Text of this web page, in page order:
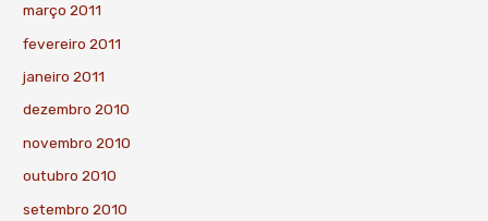
março 2011
fevereiro 2011
janeiro 2011
dezembro 2010
novembro 2010
outubro 2010
setembro 2010